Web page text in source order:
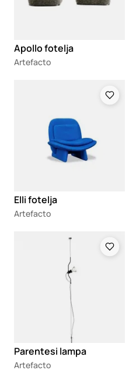
Apollo fotelja
Artefacto
Elli fotelja
Artefacto
Parentesi lampa
Artefacto